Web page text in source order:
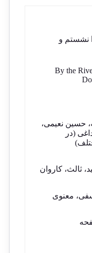
نشستم و
By the
حسین نعیمی،
(در
ثالث، کاروان
معنوی